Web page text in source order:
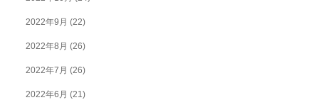
2022年9月 (22)
2022年8月 (26)
2022年7月 (26)
2022年6月 (21)